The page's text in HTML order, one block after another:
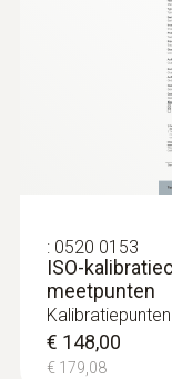
Robuuste
Robuust
: 0520 0153
ISO-
meetpunten
€ 148,00
€ 179,08